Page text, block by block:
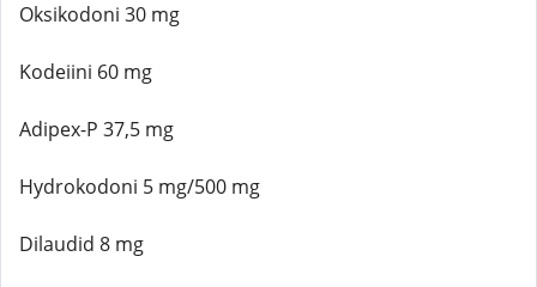
Oksikodoni 30 mg
Kodeiini 60 mg
Adipex-P 37,5 mg
Hydrokodoni 5 mg/500 mg
Dilaudid 8 mg